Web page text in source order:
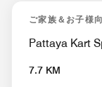
ご家族＆お子様
Pattaya Kart
7.7 KM